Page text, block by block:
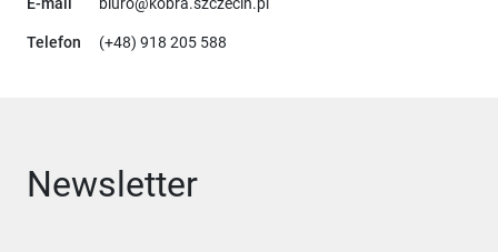
Telefon (+48) 918 205 588
Newsletter